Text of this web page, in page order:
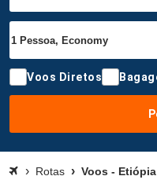
Voos Diretos
Rotas Voos - Etiópia